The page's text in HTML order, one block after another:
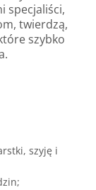
specjaliści,
twierdzą,
szybko
szyję i